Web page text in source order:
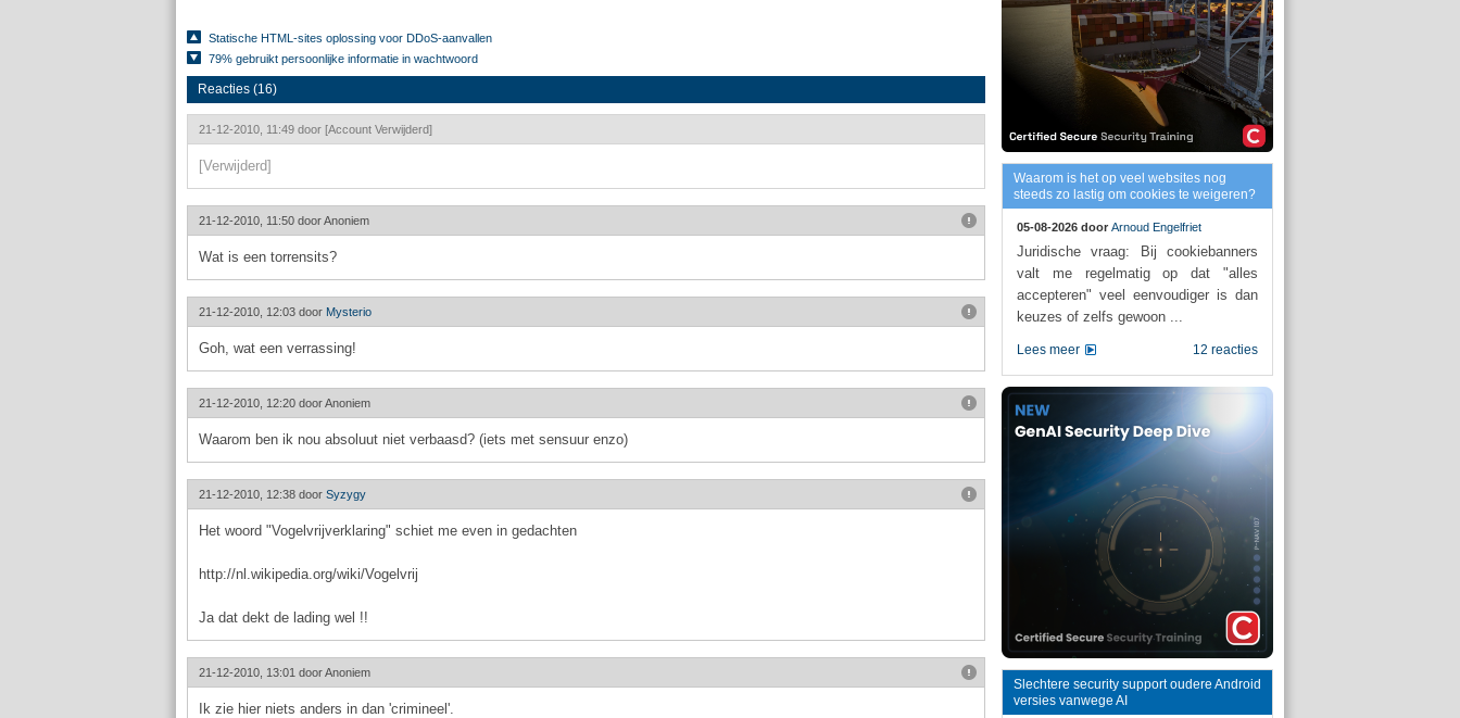
Statische HTML-sites oplossing voor DDoS-aanvallen
79% gebruikt persoonlijke informatie in wachtwoord
Reacties (16)
21-12-2010, 11:49 door [Account Verwijderd]
[Verwijderd]
21-12-2010, 11:50 doorAnoniem
Wat is een torrensits?
21-12-2010, 12:03 door Mysterio
Goh, wat een verrassing!
21-12-2010, 12:20 doorAnoniem
Waarom ben ik nou absoluut niet verbaasd? (iets met sensuur enzo)
21-12-2010, 12:38 door Syzygy
Het woord "Vogelvrijverklaring" schiet me even in gedachten
http://nl.wikipedia.org/wiki/Vogelvrij
Ja dat dekt de lading wel !!
21-12-2010, 13:01 doorAnoniem
Ik zie hier niets anders in dan 'crimineel'.
Waarom is het op veel websites nog
steeds zo lastig om cookies te weigeren?
05-08-2026 door Arnoud Engelfriet
Juridische vraag: Bij cookiebanners
valt me regelmatig op dat "alles
accepteren" veel eenvoudiger is dan
keuzes of zelfs gewoon ...
12 reacties
Lees meer
Slechtere security support oudere Android
versies vanwege AI